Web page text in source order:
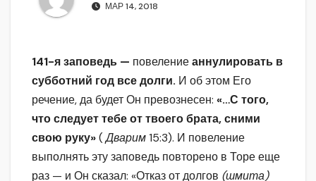
МАР 14, 2018
141-я заповедь — повелениеаннулировать в
субботний год все долги. И об этом Его
речение, да будет Он превознесен: «…С того,
что следует тебе от твоего брата, сними
свою руку»(Дварим15:3). И повеление
выполнять эту заповедь повторено в Торе еще
раз — и Он сказал: «Отказ от долгов (шмита)